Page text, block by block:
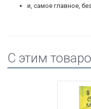
и, самое главное,
C этим